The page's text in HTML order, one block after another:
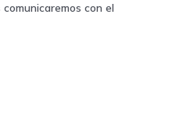
con el